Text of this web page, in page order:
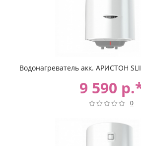
Водонагреватель акк. АРИСТОН
9 590
0